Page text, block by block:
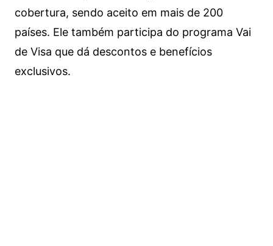
cobertura, sendo aceito em mais de 200
países. Ele também participa do programa Vai
de Visa que dá descontos e benefícios
exclusivos.